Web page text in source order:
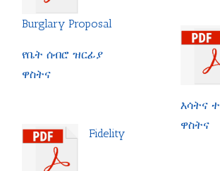
Burglary Proposal
የቤት ሰብሮ ዝርፊያ
ዋስትና
Fidelity
እሳትና
ዋስትና